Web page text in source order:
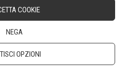
COOKIE
NEGA
OPZIONI